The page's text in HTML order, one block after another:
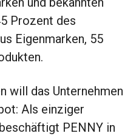
Prozent des
Eigenmarken, 55
will das Unternehmen
Als einziger
PENNY in